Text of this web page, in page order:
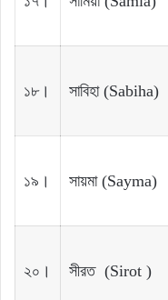
১৮। সাবিহা‌ ‌(Sabiha)
১৯। সায়মা‌ (Sayma)
২০। সীরত (Sirot )